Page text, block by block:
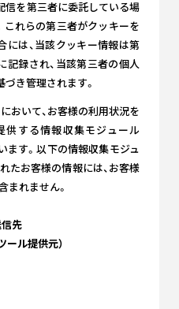
信を第三者に委託している場
これらの第三者がクッキーを
には、当該クッキー情報は第
記録され、当該第三者の個人
き管理されます。
において、お客様の利用状況を
供する情報収集モジュール
ます。以下の情報収集モジュ
たお客様の情報には、お客様
まれません。
先
ール提供元）